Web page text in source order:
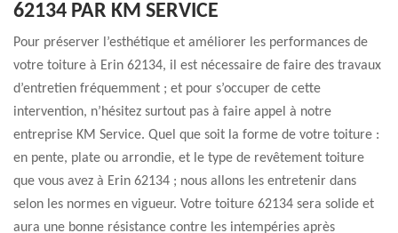
62134 PAR KM SERVICE
Pour préserver l’esthétique et améliorer les performances de
votre toiture à Erin 62134, il est nécessaire de faire des travaux
d’entretien fréquemment ; et pour s’occuper de cette
intervention, n’hésitez surtout pas à faire appel à notre
entreprise KM Service. Quel que soit la forme de votre toiture :
en pente, plate ou arrondie, et le type de revêtement toiture
que vous avez à Erin 62134 ; nous allons les entretenir dans
selon les normes en vigueur. Votre toiture 62134 sera solide et
aura une bonne résistance contre les intempéries après